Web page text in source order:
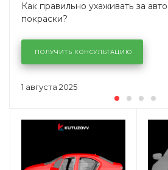
1 августа 2025
Как правильно ухаживать за
покраски?
ПОЛУЧИТЬ КОНСУЛЬТАЦИЮ